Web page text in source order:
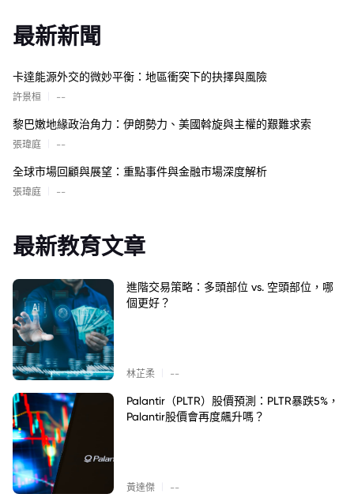
最新新聞
卡達能源外交的微妙平衡：地區衝突下的抉擇與風險
許景桓 --
黎巴嫩地緣政治角力：伊朗勢力、美國斡旋與主權的艱難求索
張瑋庭 --
全球市場回顧與展望：重點事件與金融市場深度解析
張瑋庭 --
最新教育文章
進階交易策略：多頭部位 vs. 空頭部位，哪
個更好？
林芷柔 --
Palantir（PLTR）股價預測：PLTR暴跌5%，
Palantir股價會再度飆升嗎？
黃達傑 --